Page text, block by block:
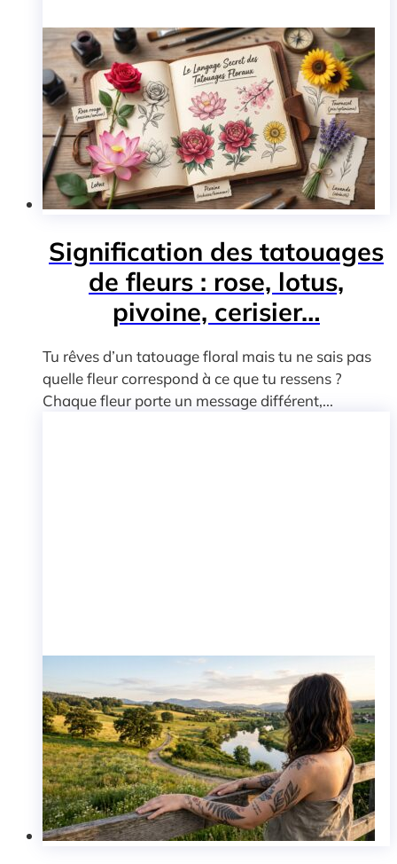
Signification des tatouages
de fleurs : rose, lotus,
pivoine, cerisier…
Tu rêves d’un tatouage floral mais tu ne sais pas
quelle fleur correspond à ce que tu ressens ?
Chaque fleur porte un message différent,...